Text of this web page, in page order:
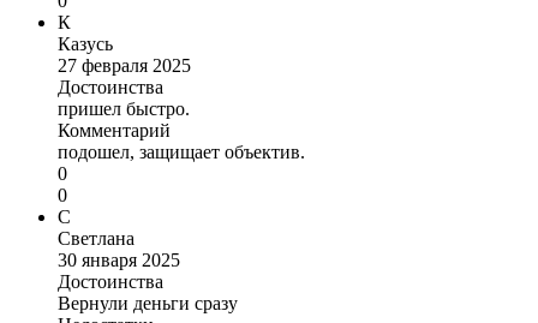
К
Казусь
27 февраля 2025
Достоинства
пришел быстро.
Комментарий
подошел, защищает объектив.
0
0
С
Светлана
30 января 2025
Достоинства
Вернули деньги сразу